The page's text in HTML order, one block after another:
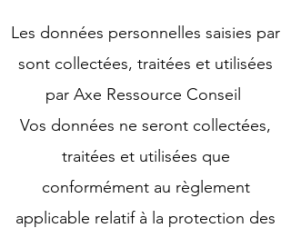
Les données personnelles saisies par
sont collectées, traitées et utilisées
par Axe Ressource Conseil
Vos données ne seront collectées,
traitées et utilisées que
conformément au règlement
applicable relatif à la protection des